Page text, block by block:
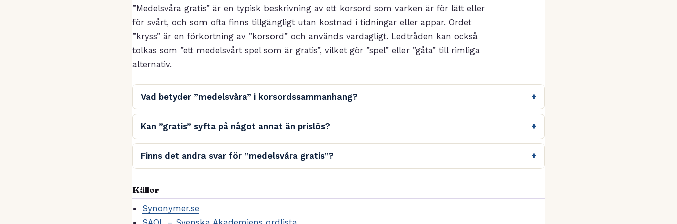
”Medelsvåra gratis” är en typisk beskrivning av ett korsord som varken är för lätt eller
för svårt, och som ofta finns tillgängligt utan kostnad i tidningar eller appar. Ordet
”kryss” är en förkortning av ”korsord” och används vardagligt. Ledtråden kan också
tolkas som ”ett medelsvårt spel som är gratis”, vilket gör ”spel” eller ”gåta” till rimliga
alternativ.
Vad betyder ”medelsvåra” i korsordssammanhang?
Kan ”gratis” syfta på något annat än prislös?
Finns det andra svar för ”medelsvåra gratis”?
Källor
Synonymer.se